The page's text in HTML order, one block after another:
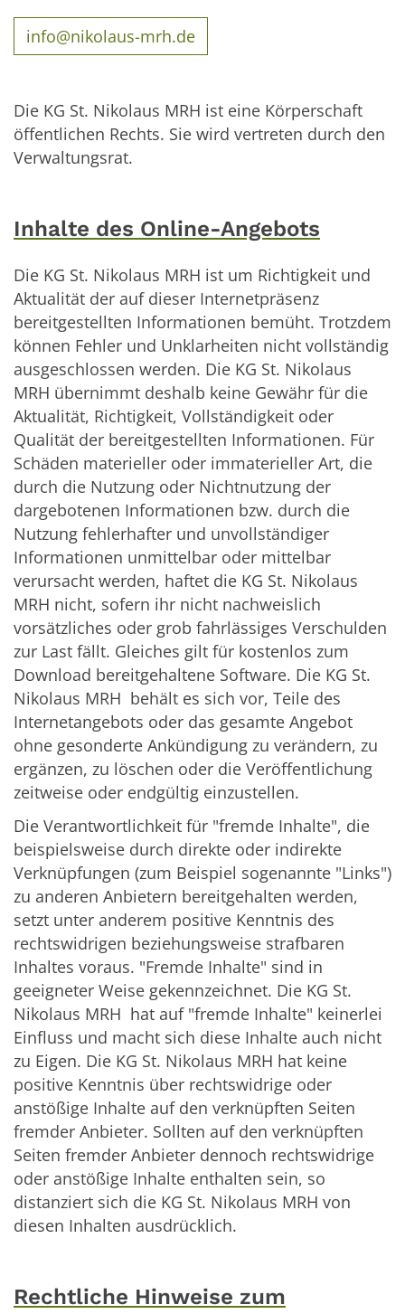
info@nikolaus-mrh.de
Die KG St. Nikolaus MRH ist eine Körperschaft
öffentlichen Rechts. Sie wird vertreten durch den
Verwaltungsrat.
Inhalte des Online-Angebots
Die KG St. Nikolaus MRH ist um Richtigkeit und
Aktualität der auf dieser Internetpräsenz
bereitgestellten Informationen bemüht. Trotzdem
können Fehler und Unklarheiten nicht vollständig
ausgeschlossen werden. Die KG St. Nikolaus
MRH übernimmt deshalb keine Gewähr für die
Aktualität, Richtigkeit, Vollständigkeit oder
Qualität der bereitgestellten Informationen. Für
Schäden materieller oder immaterieller Art, die
durch die Nutzung oder Nichtnutzung der
dargebotenen Informationen bzw. durch die
Nutzung fehlerhafter und unvollständiger
Informationen unmittelbar oder mittelbar
verursacht werden, haftet die KG St. Nikolaus
MRH nicht, sofern ihr nicht nachweislich
vorsätzliches oder grob fahrlässiges Verschulden
zur Last fällt. Gleiches gilt für kostenlos zum
Download bereitgehaltene Software. Die KG St.
Nikolaus MRH behält es sich vor, Teile des
Internetangebots oder das gesamte Angebot
ohne gesonderte Ankündigung zu verändern, zu
ergänzen, zu löschen oder die Veröffentlichung
zeitweise oder endgültig einzustellen.
Die Verantwortlichkeit für "fremde Inhalte", die
beispielsweise durch direkte oder indirekte
Verknüpfungen (zum Beispiel sogenannte "Links")
zu anderen Anbietern bereitgehalten werden,
setzt unter anderem positive Kenntnis des
rechtswidrigen beziehungsweise strafbaren
Inhaltes voraus. "Fremde Inhalte" sind in
geeigneter Weise gekennzeichnet. Die KG St.
Nikolaus MRH hat auf "fremde Inhalte" keinerlei
Einfluss und macht sich diese Inhalte auch nicht
zu Eigen. Die KG St. Nikolaus MRH hat keine
positive Kenntnis über rechtswidrige oder
anstößige Inhalte auf den verknüpften Seiten
fremder Anbieter. Sollten auf den verknüpften
Seiten fremder Anbieter dennoch rechtswidrige
oder anstößige Inhalte enthalten sein, so
distanziert sich die KG St. Nikolaus MRH von
diesen Inhalten ausdrücklich.
Rechtliche Hinweise zum